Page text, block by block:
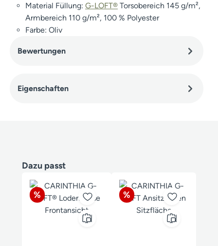
Material Füllung: G-LOFT® Torsobereich 145 g/m²,
Armbereich 110 g/m², 100 % Polyester
Farbe: Oliv
Bewertungen
Eigenschaften
Produktgalerie überspringen
Dazu passt
Rabatt
% Rabatt
%